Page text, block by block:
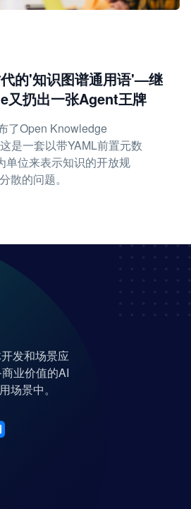
的'知识图谱通用语'—继
又扔出一张Agent王牌
了Open Knowledge
是一套以带YAML前置元数
单位来表示知识的开放规
散的问题。
发和场景应
业价值的AI
场景中。